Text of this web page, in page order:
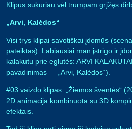
Klipus sukūriau vėl trumpam grįžęs
„Arvi, Kalėdos“
Visi trys klipai savotiškai įdomūs
pateiktas). Labiausiai man įstrigo ir
kalakutu prie eglutės: ARVI
pavadinimas — „Arvi, Kalėdos“).
#03 vaizdo klipas: „Žiemos šventės“
2D animacija kombinuota su 3D
efektais.